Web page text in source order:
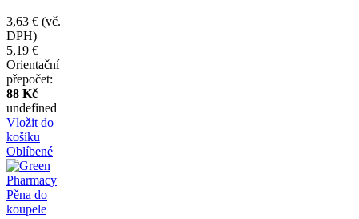
3,63 € (vč.
DPH)
5,19 €
Orientační
přepočet:
88 Kč
undefined
Vložit do
košíku
Oblíbené